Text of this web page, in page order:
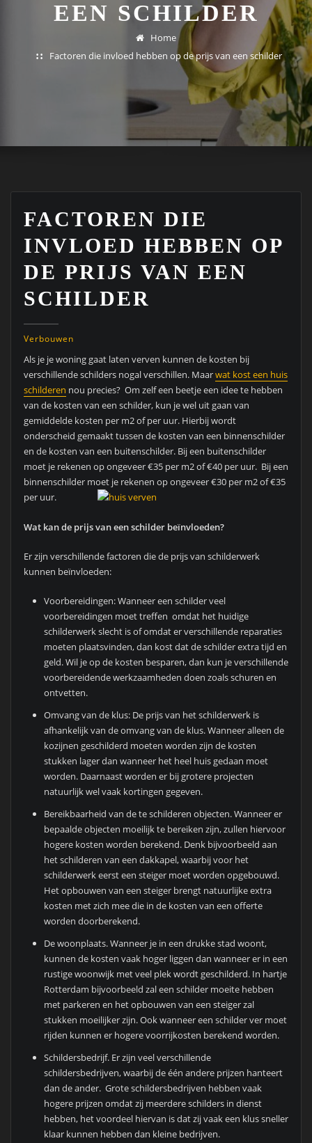
EEN SCHILDER
Home
Factoren die invloed hebben op de prijs van een schilder
FACTOREN DIE
INVLOED HEBBEN OP
DE PRIJS VAN EEN
SCHILDER
Verbouwen
Als je je woning gaat laten verven kunnen de kosten bij
verschillende schilders nogal verschillen. Maarwat kost een huis
schilderen nou precies? Om zelf een beetje een idee te hebben
van de kosten van een schilder, kun je wel uit gaan van
gemiddelde kosten per m2 of per uur. Hierbij wordt
onderscheid gemaakt tussen de kosten van een binnenschilder
en de kosten van een buitenschilder. Bij een buitenschilder
moet je rekenen op ongeveer €35 per m2 of €40 per uur. Bij een
binnenschilder moet je rekenen op ongeveer €30 per m2 of €35
per uur.
Wat kan de prijs van een schilder beïnvloeden?
Er zijn verschillende factoren die de prijs van schilderwerk
kunnen beïnvloeden:
Voorbereidingen: Wanneer een schilder veel
voorbereidingen moet treffen omdat het huidige
schilderwerk slecht is of omdat er verschillende reparaties
moeten plaatsvinden, dan kost dat de schilder extra tijd en
geld. Wil je op de kosten besparen, dan kun je verschillende
voorbereidende werkzaamheden doen zoals schuren en
ontvetten.
Omvang van de klus: De prijs van het schilderwerk is
afhankelijk van de omvang van de klus. Wanneer alleen de
kozijnen geschilderd moeten worden zijn de kosten
stukken lager dan wanneer het heel huis gedaan moet
worden. Daarnaast worden er bij grotere projecten
natuurlijk wel vaak kortingen gegeven.
Bereikbaarheid van de te schilderen objecten. Wanneer er
bepaalde objecten moeilijk te bereiken zijn, zullen hiervoor
hogere kosten worden berekend. Denk bijvoorbeeld aan
het schilderen van een dakkapel, waarbij voor het
schilderwerk eerst een steiger moet worden opgebouwd.
Het opbouwen van een steiger brengt natuurlijke extra
kosten met zich mee die in de kosten van een offerte
worden doorberekend.
De woonplaats. Wanneer je in een drukke stad woont,
kunnen de kosten vaak hoger liggen dan wanneer er in een
rustige woonwijk met veel plek wordt geschilderd. In hartje
Rotterdam bijvoorbeeld zal een schilder moeite hebben
met parkeren en het opbouwen van een steiger zal
stukken moeilijker zijn. Ook wanneer een schilder ver moet
rijden kunnen er hogere voorrijkosten berekend worden.
Schildersbedrijf. Er zijn veel verschillende
schildersbedrijven, waarbij de één andere prijzen hanteert
dan de ander. Grote schildersbedrijven hebben vaak
hogere prijzen omdat zij meerdere schilders in dienst
hebben, het voordeel hiervan is dat zij vaak een klus sneller
klaar kunnen hebben dan kleine bedrijven.